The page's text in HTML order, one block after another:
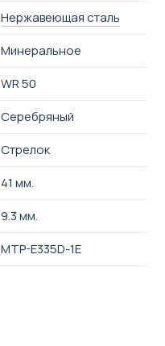
Нержавеющая сталь
Минеральное
WR 50
Серебряный
Стрелок
41 мм.
9.3 мм.
MTP-E335D-1E